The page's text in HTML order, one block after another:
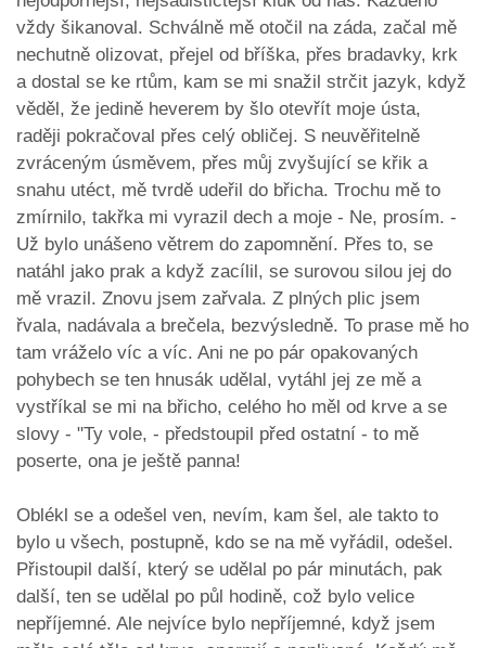
vždy šikanoval. Schválně mě otočil na záda, začal mě
nechutně olizovat, přejel od bříška, přes bradavky, krk
a dostal se ke rtům, kam se mi snažil strčit jazyk, když
věděl, že jedině heverem by šlo otevřít moje ústa,
raději pokračoval přes celý obličej. S neuvěřitelně
zvráceným úsměvem, přes můj zvyšující se křik a
snahu utéct, mě tvrdě udeřil do břicha. Trochu mě to
zmírnilo, takřka mi vyrazil dech a moje - Ne, prosím. -
Už bylo unášeno větrem do zapomnění. Přes to, se
natáhl jako prak a když zacílil, se surovou silou jej do
mě vrazil. Znovu jsem zařvala. Z plných plic jsem
řvala, nadávala a brečela, bezvýsledně. To prase mě ho
tam vráželo víc a víc. Ani ne po pár opakovaných
pohybech se ten hnusák udělal, vytáhl jej ze mě a
vystříkal se mi na břicho, celého ho měl od krve a se
slovy - "Ty vole, - předstoupil před ostatní - to mě
poserte, ona je ještě panna!
Oblékl se a odešel ven, nevím, kam šel, ale takto to
bylo u všech, postupně, kdo se na mě vyřádil, odešel.
Přistoupil další, který se udělal po pár minutách, pak
další, ten se udělal po půl hodině, což bylo velice
nepříjemné. Ale nejvíce bylo nepříjemné, když jsem